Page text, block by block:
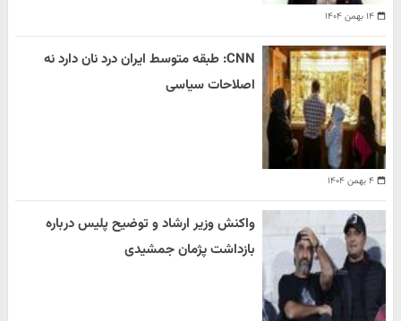
۱۴ بهمن ۱۴۰۴
۴ بهمن ۱۴۰۴
CNN: طبقه متوسط ایران درد نان دارد نه
اصلاحات سیاسی
واکنش وزیر ارشاد و توضیح پلیس درباره
بازداشت پژمان جمشیدی